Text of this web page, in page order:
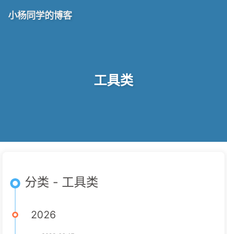
小杨同学的博客
工具类
分类 - 工具类
2026